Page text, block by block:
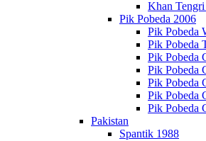
Khan
Pik Pobeda 2006
Pik Pobeda
Pik Pobeda
Pik Pobeda
Pik Pobeda
Pik Pobeda
Pik Pobeda
Pik Pobeda
Pakistan
Spantik 1988